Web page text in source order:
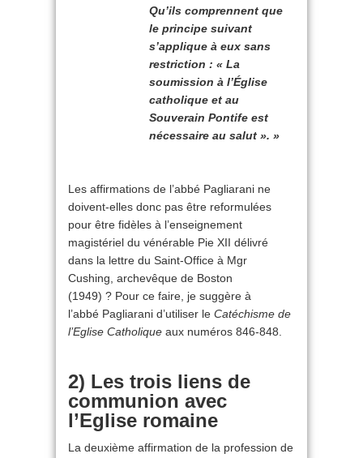
Qu’ils comprennent que
le principe suivant
s’applique à eux sans
restriction : « La
soumission à l’Église
catholique et au
Souverain Pontife est
nécessaire au salut ». »
Les affirmations de l’abbé Pagliarani ne
doivent-elles donc pas être reformulées
pour être fidèles à l’enseignement
magistériel du vénérable Pie XII délivré
dans la lettre du Saint-Office à Mgr
Cushing, archevêque de Boston
(1949) ? Pour ce faire, je suggère à
l’abbé Pagliarani d’utiliser le Catéchisme de
l’Eglise Catholique aux numéros 846-848.
2) Les trois liens de
communion avec
l’Eglise romaine
La deuxième affirmation de la profession de